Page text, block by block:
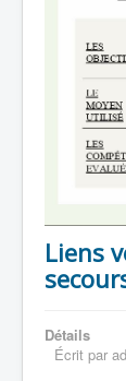
Liens
Détails
Écrit par